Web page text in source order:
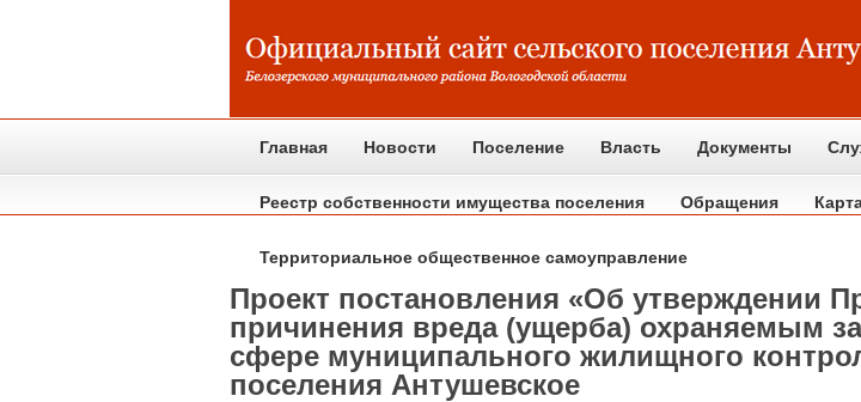
Главная Новости Поселение Власть Документы
Реестр собственности имущества поселения Обращения
Территориальное общественное самоуправление
Проект постановления «Об утверждении
причинения вреда (ущерба) охраняемым
сфере муниципального жилищного
поселения Антушевское